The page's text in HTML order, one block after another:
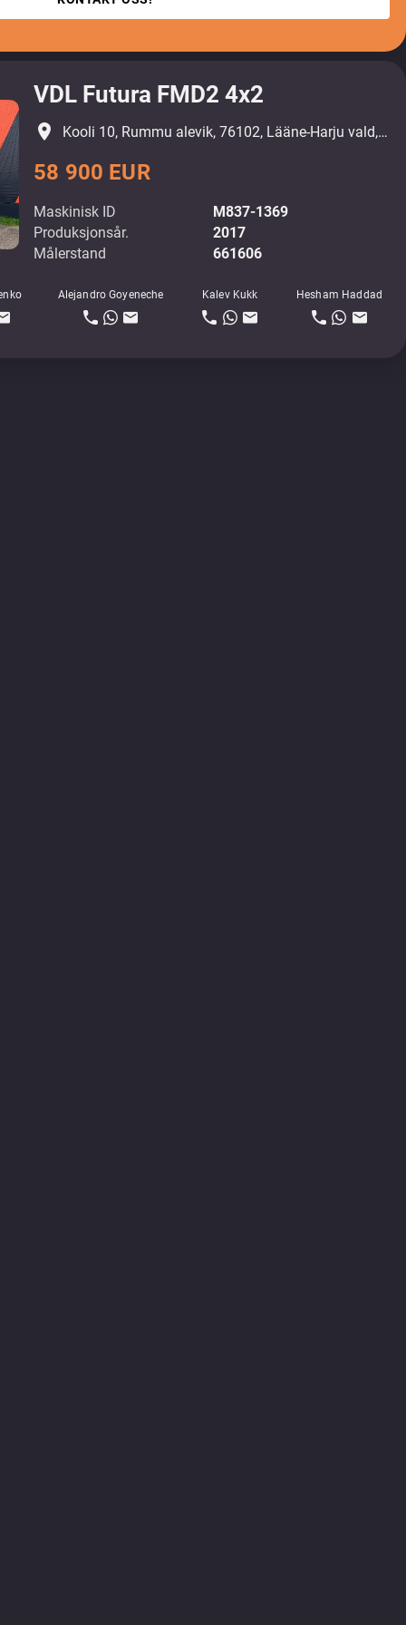
VDL Futura FMD2 4x2
Maskinisk ID
M837-1369
Produksjonsår.
2017
Målerstand
661606
Alejandro Goyeneche Kalev Kukk Hesham Haddad
58 900 EUR
place Kooli 10, Rummu alevik, 76102, Lääne-Harju vald, Harjumaa